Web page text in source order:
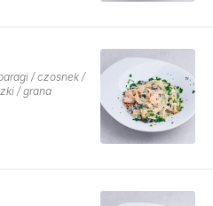
/ czosnek /
/ grana